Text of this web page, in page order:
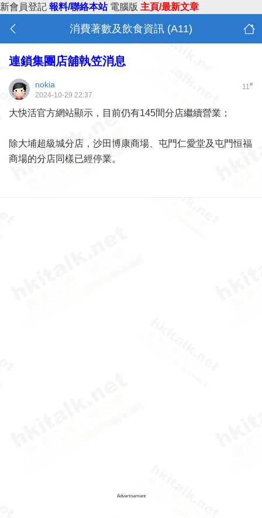
新會員登記 報料/聯絡本站 電腦版 主頁/最新文章
消費著數及飲食資訊 (A11)
連鎖集團店舖執笠消息
11#
nokia
2024-10-29 22:37
大快活官方網站顯示，目前仍有145間分店繼續營業；
除大埔超級城分店，沙田博康商場、屯門仁愛堂及屯門恒福
商場的分店同樣已經停業。
Advertisement